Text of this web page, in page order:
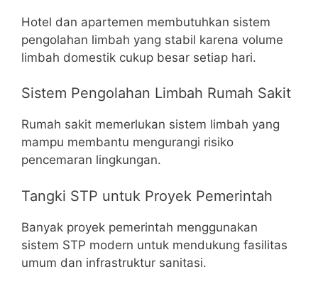
Hotel dan apartemen membutuhkan sistem
pengolahan limbah yang stabil karena volume
limbah domestik cukup besar setiap hari.
Sistem Pengolahan Limbah Rumah Sakit
Rumah sakit memerlukan sistem limbah yang
mampu membantu mengurangi risiko
pencemaran lingkungan.
Tangki STP untuk Proyek Pemerintah
Banyak proyek pemerintah menggunakan
sistem STP modern untuk mendukung fasilitas
umum dan infrastruktur sanitasi.